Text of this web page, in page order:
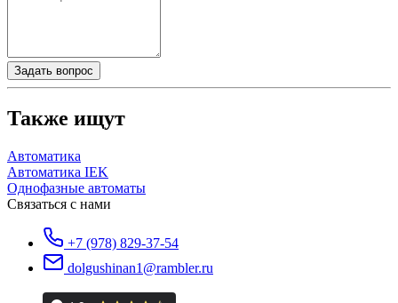
Задать вопрос
Также ищут
Автоматика
Автоматика IEK
Однофазные автоматы
Связаться с нами
+7 (978) 829-37-54
dolgushinan1@rambler.ru